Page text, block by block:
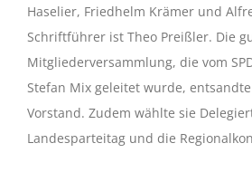
Haselier, Friedhelm Krämer und
Schriftführer ist Theo Preißler. Die
Mitgliederversammlung, die vom
Stefan Mix geleitet wurde,
Vorstand. Zudem wählte sie
Landesparteitag und die